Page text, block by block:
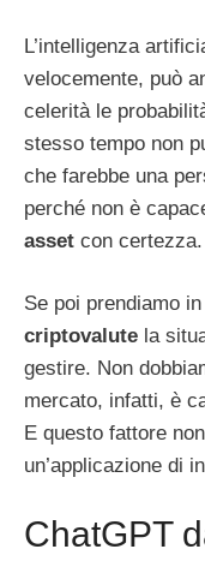
L’intelligenza
velocemente, può
celerità le
stesso tempo non
che farebbe una
perché non è
asset con certezza.
Se poi prendiamo
criptovalute la
gestire. Non
mercato, infatti, è
E questo fattore
un’applicazione di
ChatGPT